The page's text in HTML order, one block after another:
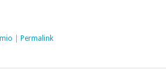
Permalink